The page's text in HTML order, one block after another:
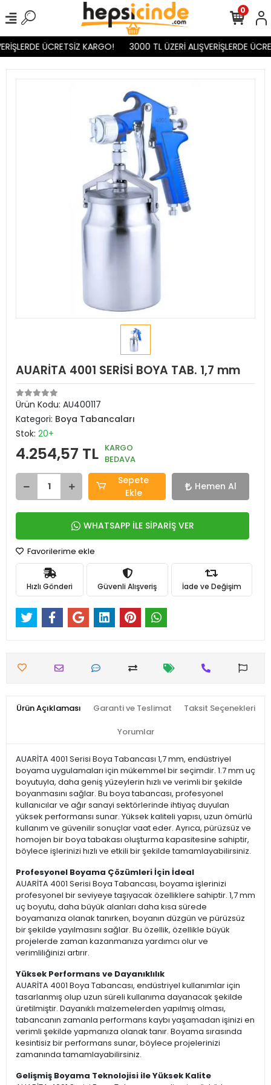
ÜCRETSİZ KARGO! 3000 TL ÜZERİ ALIŞVERİŞLERDE
0
AUARİTA 4001 SERİSİ BOYA TAB. 1,7 mm
Ürün Kodu: AU400117
Kategori: Boya Tabancaları
Stok: 20+
4.254,57 TL KARGO
BEDAVA
Sepete
Ekle
Hemen Al
WHATSAPP İLE SİPARİŞ VER
Favorilerime ekle
Hızlı Gönderi Güvenli Alışveriş İade ve Değişim
Ürün Açıklaması Garanti ve Teslimat Taksit Seçenekleri
Yorumlar
AUARİTA 4001 Serisi Boya Tabancası 1,7 mm, endüstriyel
boyama uygulamaları için mükemmel bir seçimdir. 1.7 mm uç
boyutuyla, daha geniş yüzeylerin hızlı ve verimli bir şekilde
boyanmasını sağlar. Bu boya tabancası, profesyonel
kullanıcılar ve ağır sanayi sektörlerinde ihtiyaç duyulan
yüksek performansı sunar. Yüksek kaliteli yapısı, uzun ömürlü
kullanım ve güvenilir sonuçlar vaat eder. Ayrıca, pürüzsüz ve
homojen bir boya tabakası oluşturma kapasitesine sahiptir,
böylece işlerinizi hızlı ve etkili bir şekilde tamamlayabilirsiniz.
Profesyonel Boyama Çözümleri İçin İdeal
AUARİTA 4001 Serisi Boya Tabancası, boyama işlerinizi
profesyonel bir seviyeye taşıyacak özelliklere sahiptir. 1,7 mm
uç boyutu, daha büyük alanları daha kısa sürede
boyamanıza olanak tanırken, boyanın düzgün ve pürüzsüz
bir şekilde yayılmasını sağlar. Bu özellik, özellikle büyük
projelerde zaman kazanmanıza yardımcı olur ve
verimliliğinizi artırır.
Yüksek Performans ve Dayanıklılık
AUARİTA 4001 Boya Tabancası, endüstriyel kullanımlar için
tasarlanmış olup uzun süreli kullanıma dayanacak şekilde
üretilmiştir. Dayanıklı malzemelerden yapılmış olması,
tabancanın zamanla performans kaybı yaşamadan işinizi en
verimli şekilde yapmanıza olanak tanır. Boyama sırasında
kesintisiz bir performans sunar, böylece projelerinizi
zamanında tamamlayabilirsiniz.
Gelişmiş Boyama Teknolojisi ile Yüksek Kalite